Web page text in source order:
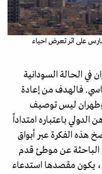
على اثر تعرض احياء
في الحالة السودانية
فالهدف من إعادة
وطهران ليس توصيف
الدولي باعتباره امتداداً
هذه الفكرة عبر أبواق
الباحثة عن موطئ قدم
يكون مقصدها استدعاء